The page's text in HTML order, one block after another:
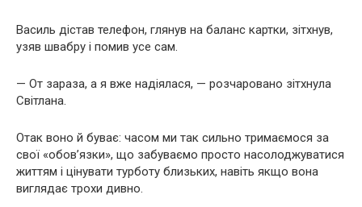
Василь дістав телефон, глянув на баланс картки, зітхнув,
узяв швабру і помив усе сам.
— От зараза, а я вже надіялася, — розчаровано зітхнула
Світлана.
Отак воно й буває: часом ми так сильно тримаємося за
свої «обов’язки», що забуваємо просто насолоджуватися
життям і цінувати турботу близьких, навіть якщо вона
виглядає трохи дивно.